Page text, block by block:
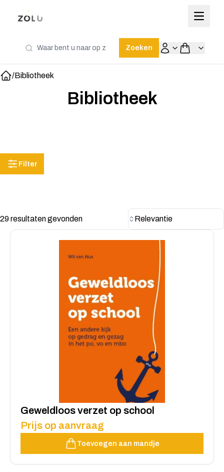
Zoeken
/Bibliotheek
Bibliotheek
Filter
29 resultaten gevonden Relevantie
Geweldloos verzet op school
Prijs op aanvraag
Toevoegen aan mandje